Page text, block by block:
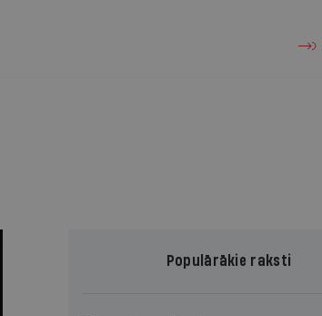
Populārākie raksti